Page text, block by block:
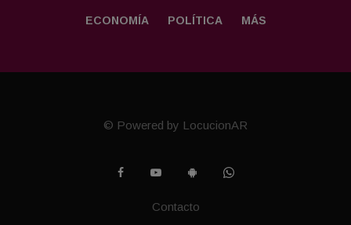
ECONOMÍA POLÍTICA MÁS
© Powered by LocucionAR
Contacto